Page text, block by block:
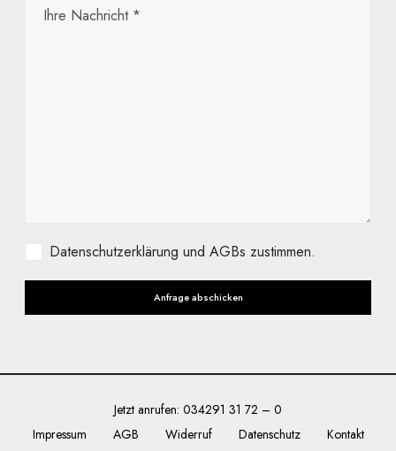
Datenschutzerklärung und AGBs zustimmen.
Jetzt anrufen: 034291 31 72 – 0
Impressum
AGB Widerruf Datenschutz Kontakt